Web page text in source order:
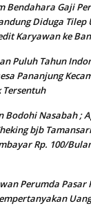
Bendahara Gaji
Diduga Tilep
Karyawan ke
Puluh Tahun
Pananjung
Tersentuh
Bodohi Nasabah ;
bjb
Rp. 100/
Perumda Pasar